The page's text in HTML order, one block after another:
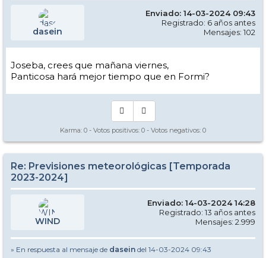
dasein
Enviado: 14-03-2024 09:43
Registrado: 6 años antes
Mensajes: 102
Joseba, crees que mañana viernes,
Panticosa hará mejor tiempo que en Formi?
Karma: 0 - Votos positivos: 0 - Votos negativos: 0
Re: Previsiones meteorológicas [Temporada
2023-2024]
WIND
Enviado: 14-03-2024 14:28
Registrado: 13 años antes
Mensajes: 2.999
» En respuesta al mensaje de dasein del 14-03-2024 09:43